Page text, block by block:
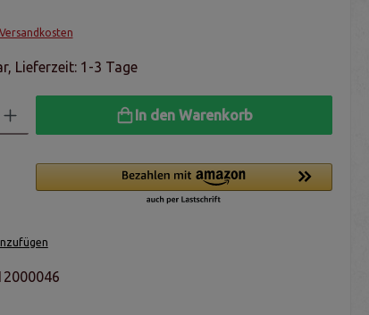
Lieferzeit: 1-3 Tage
In den Warenkorb